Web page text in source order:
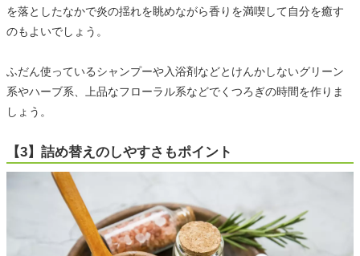
を落としたなかで炎の揺れを眺めながら香りを満喫して自分を癒す
のもよいでしょう。
ふだん使っているシャンプーや入浴剤などとけんかしないグリーン
系やハーブ系、上品なフローラル系などでくつろぎの時間を作りま
しょう。
【3】詰め替えのしやすさもポイント